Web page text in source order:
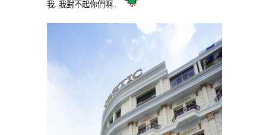
我…我對不起你們啊…